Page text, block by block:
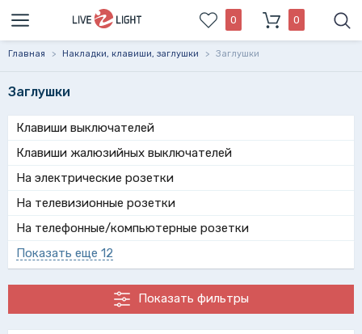
0 0
Главная > Накладки, клавиши, заглушки > Заглушки
Заглушки
Клавиши выключателей
Клавиши жалюзийных выключателей
На электрические розетки
На телевизионные розетки
На телефонные/компьютерные розетки
Показать еще 12
Показать фильтры